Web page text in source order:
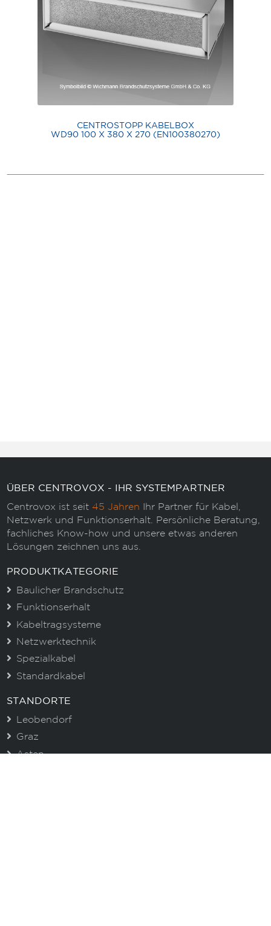
CENTROSTOPP KABELBOX
WD90 100 X 380 X 270 (EN100380270)
ÜBER CENTROVOX - IHR SYSTEMPARTNER
Centrovox ist seit 45 Jahren Ihr Partner für Kabel,
Netzwerk und Funktionserhalt. Persönliche Beratung,
fachliches Know-how und unsere etwas anderen
Lösungen zeichnen uns aus.
PRODUKTKATEGORIE
Baulicher Brandschutz
Funktionserhalt
Kabeltragsysteme
Netzwerktechnik
Spezialkabel
Standardkabel
STANDORTE
Leobendorf
Graz
Asten